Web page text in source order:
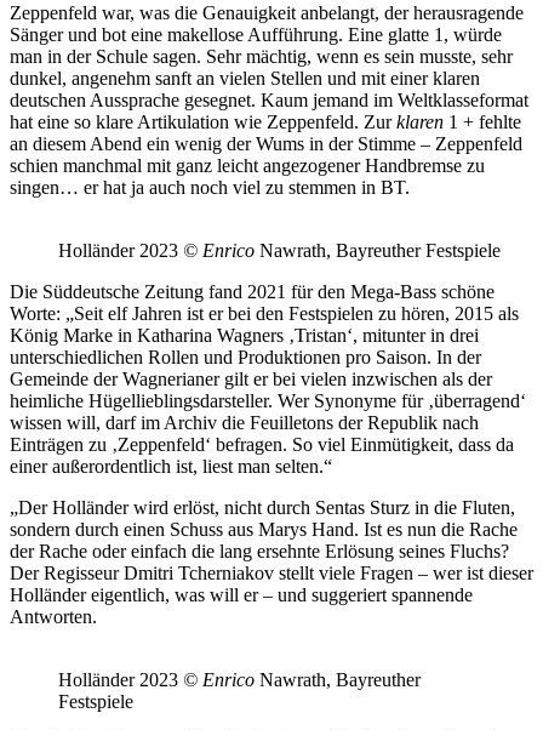
Zeppenfeld war, was die Genauigkeit anbelangt, der herausragende
Sänger und bot eine makellose Aufführung. Eine glatte 1, würde
man in der Schule sagen. Sehr mächtig, wenn es sein musste, sehr
dunkel, angenehm sanft an vielen Stellen und mit einer klaren
deutschen Aussprache gesegnet. Kaum jemand im Weltklasseformat
hat eine so klare Artikulation wie Zeppenfeld. Zurklaren 1 + fehlte
an diesem Abend ein wenig der Wums in der Stimme – Zeppenfeld
schien manchmal mit ganz leicht angezogener Handbremse zu
singen… er hat ja auch noch viel zu stemmen in BT.
Holländer 2023 © Enrico Nawrath, Bayreuther Festspiele
Die Süddeutsche Zeitung fand 2021 für den Mega-Bass schöne
Worte: „Seit elf Jahren ist er bei den Festspielen zu hören, 2015 als
König Marke in Katharina Wagners ‚Tristan‘, mitunter in drei
unterschiedlichen Rollen und Produktionen pro Saison. In der
Gemeinde der Wagnerianer gilt er bei vielen inzwischen als der
heimliche Hügellieblingsdarsteller. Wer Synonyme für ‚überragend‘
wissen will, darf im Archiv die Feuilletons der Republik nach
Einträgen zu ‚Zeppenfeld‘ befragen. So viel Einmütigkeit, dass da
einer außerordentlich ist, liest man selten.“
„Der Holländer wird erlöst, nicht durch Sentas Sturz in die Fluten,
sondern durch einen Schuss aus Marys Hand. Ist es nun die Rache
der Rache oder einfach die lang ersehnte Erlösung seines Fluchs?
Der Regisseur Dmitri Tcherniakov stellt viele Fragen – wer ist dieser
Holländer eigentlich, was will er – und suggeriert spannende
Antworten.
Holländer 2023 © Enrico Nawrath, Bayreuther
Festspiele